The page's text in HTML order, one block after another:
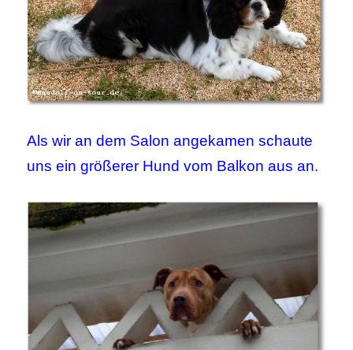
Als wir an dem Salon angekamen schaute
uns ein größerer Hund vom Balkon aus an.